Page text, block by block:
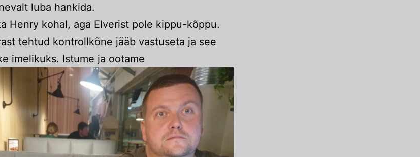
luba hankida.
Henry kohal, aga Elverist pole kippu-kõppu.
tehtud kontrollkõne jääb vastuseta ja see
imelikuks. Istume ja ootame